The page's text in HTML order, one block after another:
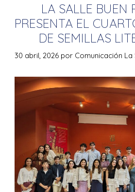
LA SALLE BUEN
PRESENTA EL
DE SEMILLAS
30 abril, 2026 por Comunicación La